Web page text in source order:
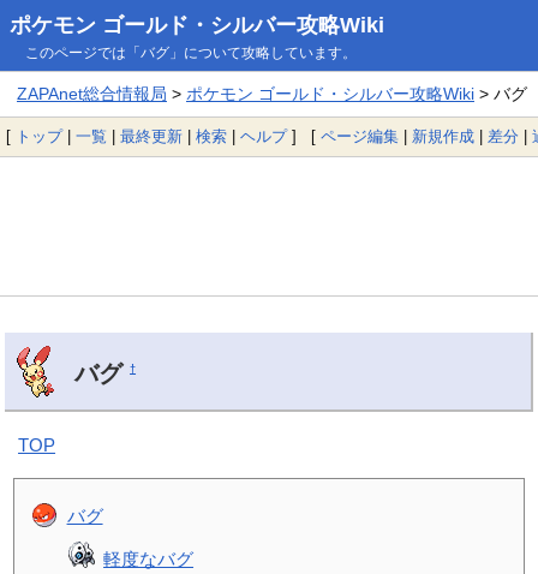
ポケモン ゴールド・シルバー攻略Wiki
このページでは「バグ」について攻略しています。
ZAPAnet総合情報局 > ポケモン ゴールド・シルバー攻略Wiki> バグ
[ トップ| 一覧 | 最終更新 | 検索 | ヘルプ] [ ページ編集 | 新規作成 | 差分 |
バグ†
TOP
バグ
軽度なバグ